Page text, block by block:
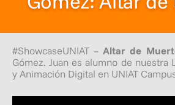
#ShowcaseUNIAT –Altar de
Gómez. Juan es alumno de nuestra
y Animación Digital en UNIAT